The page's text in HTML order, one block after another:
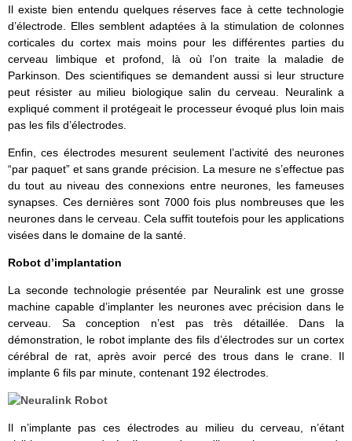
Il existe bien entendu quelques réserves face à cette technologie
d’électrode. Elles semblent adaptées à la stimulation de colonnes
corticales du cortex mais moins pour les différentes parties du
cerveau limbique et profond, là où l’on traite la maladie de
Parkinson. Des scientifiques se demandent aussi si leur structure
peut résister au milieu biologique salin du cerveau. Neuralink a
expliqué comment il protégeait le processeur évoqué plus loin mais
pas les fils d’électrodes.
Enfin, ces électrodes mesurent seulement l’activité des neurones
“par paquet” et sans grande précision. La mesure ne s’effectue pas
du tout au niveau des connexions entre neurones, les fameuses
synapses. Ces dernières sont 7000 fois plus nombreuses que les
neurones dans le cerveau. Cela suffit toutefois pour les applications
visées dans le domaine de la santé.
Robot d’implantation
La seconde technologie présentée par Neuralink est une grosse
machine capable d’implanter les neurones avec précision dans le
cerveau. Sa conception n’est pas très détaillée. Dans la
démonstration, le robot implante des fils d’électrodes sur un cortex
cérébral de rat, après avoir percé des trous dans le crane. Il
implante 6 fils par minute, contenant 192 électrodes.
Il n’implante pas ces électrodes au milieu du cerveau, n’étant